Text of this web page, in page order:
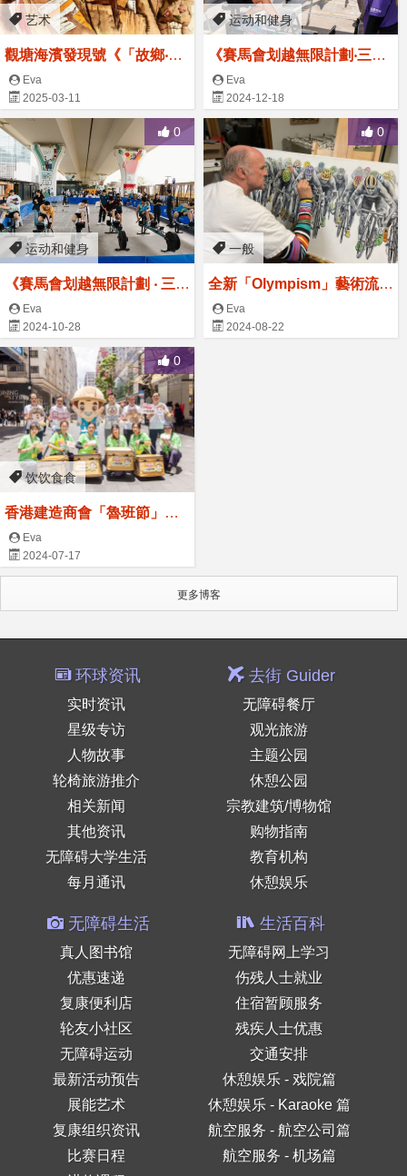
艺术
觀塘海濱發現號《「故鄉‧故
事」游榮光水彩作品展》
Eva
2025-03-11
运动和健身
《賽馬會划越無限計劃‧三項
達人拉機衝刺賽2024》賽果
及《觀塘海濱聖誕無人機夜x
水上活動體驗》
Eva
2024-12-18
0
运动和健身
《賽馬會划越無限計劃 ‧ 三項
達人拉機衝刺賽2024》召集
新手精英 優先報名
Eva
2024-10-28
0
一般
全新「Olympism」藝術流
派 擬從香港開始發展亞洲區
教育計劃
Eva
2024-08-22
0
饮饮食食
香港建造商會「魯班節」送
「一口魯班飯」 體驗行內傳
統習俗 連繫社區
Eva
2024-07-17
更多博客
环球资讯
实时资讯
星级专访
人物故事
轮椅旅游推介
相关新闻
其他资讯
无障碍大学生活
每月通讯
去街 Guider
无障碍餐厅
观光旅游
主题公园
休憩公园
宗教建筑/博物馆
购物指南
教育机构
休憩娱乐
无障碍生活
真人图书馆
优惠速递
复康便利店
轮友小社区
无障碍运动
最新活动预告
展能艺术
复康组织资讯
比赛日程
生活百科
无障碍网上学习
伤残人士就业
住宿暂顾服务
残疾人士优惠
交通安排
休憩娱乐 - 戏院篇
休憩娱乐 - Karaoke 篇
航空服务 - 航空公司篇
航空服务 - 机场篇